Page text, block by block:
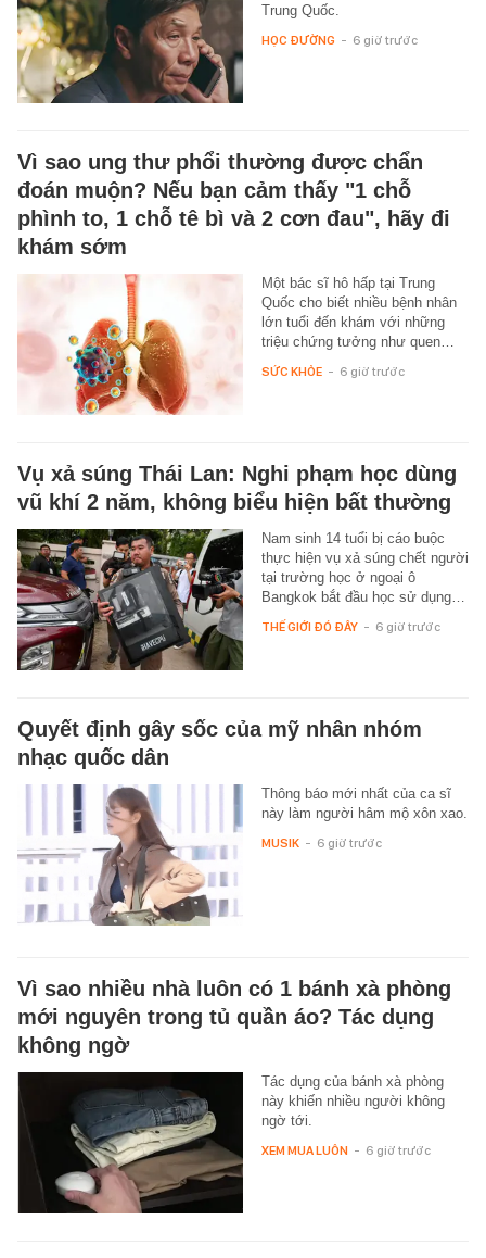
Trung Quốc.
HỌC ĐƯỜNG - 6 giờ trước
Vì sao ung thư phổi thường được chẩn
đoán muộn? Nếu bạn cảm thấy "1 chỗ
phình to, 1 chỗ tê bì và 2 cơn đau", hãy đi
khám sớm
Một bác sĩ hô hấp tại Trung
Quốc cho biết nhiều bệnh nhân
lớn tuổi đến khám với những
triệu chứng tưởng như quen…
SỨC KHỎE - 6 giờ trước
Vụ xả súng Thái Lan: Nghi phạm học dùng
vũ khí 2 năm, không biểu hiện bất thường
Nam sinh 14 tuổi bị cáo buộc
thực hiện vụ xả súng chết người
tại trường học ở ngoại ô
Bangkok bắt đầu học sử dụng…
THẾ GIỚI ĐÓ ĐÂY - 6 giờ trước
Quyết định gây sốc của mỹ nhân nhóm
nhạc quốc dân
Thông báo mới nhất của ca sĩ
này làm người hâm mộ xôn xao.
MUSIK - 6 giờ trước
Vì sao nhiều nhà luôn có 1 bánh xà phòng
mới nguyên trong tủ quần áo? Tác dụng
không ngờ
Tác dụng của bánh xà phòng
này khiến nhiều người không
ngờ tới.
XEM MUA LUÔN - 6 giờ trước